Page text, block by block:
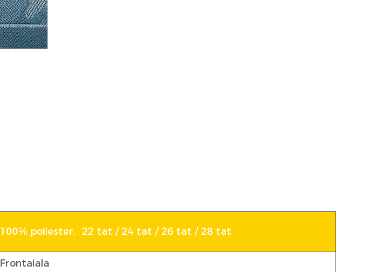
100% poliester, 22 tat / 24 tat / 26 tat / 28 tat
Frontaiala